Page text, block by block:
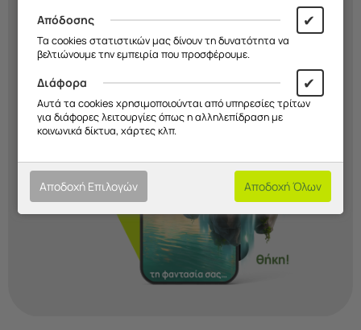
Ξεκίνα Τώρα!
Απόδοσης ✔
Τα cookies στατιστικών μας δίνουν τη δυνατότητα να
βελτιώνουμε την εμπειρία που προσφέρουμε.
Διάφορα ✔
Αυτά τα cookies χρησιμοποιούνται από υπηρεσίες τρίτων
για διάφορες λειτουργίες όπως η αλληλεπίδραση με
κοινωνικά δίκτυα, χάρτες κλπ.
Αποδοχή Επιλογών Αποδοχή Όλων